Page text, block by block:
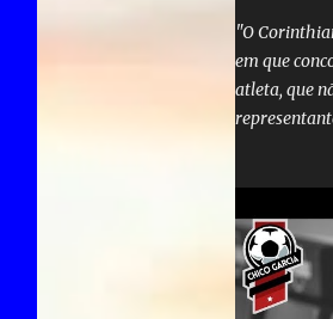
"O
em que
atleta, que
Flávio
sábado. O
também